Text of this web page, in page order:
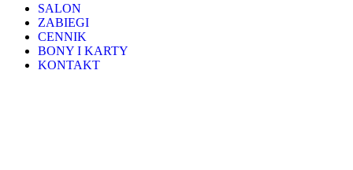
SALON
ZABIEGI
CENNIK
BONY I KARTY
KONTAKT